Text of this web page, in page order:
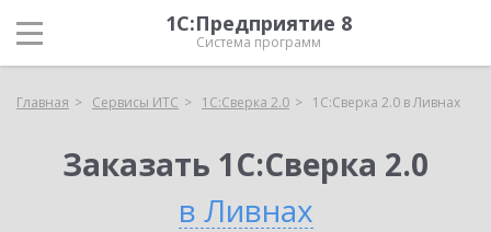
1С:Предприятие 8
Система программ
Главная Сервисы ИТС 1С:Сверка 2.0 1С:Сверка 2.0 в Ливнах
Заказать 1С:Сверка 2.0
в Ливнах